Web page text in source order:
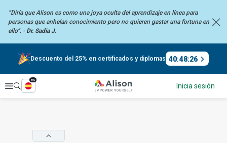
“Diría que Alison es como una joya oculta del aprendizaje en línea para
personas que anhelan conocimiento pero no quieren gastar una fortuna en
ello”. - Dr. Sadia J.
Descuento del 25% en certificados y diplomas 40:48:25
Explorar
es
Inicia sesión